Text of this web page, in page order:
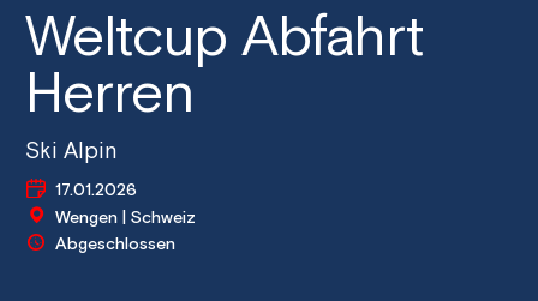
Weltcup Abfahrt
Herren
Ski Alpin
17.01.2026
Wengen | Schweiz
Abgeschlossen